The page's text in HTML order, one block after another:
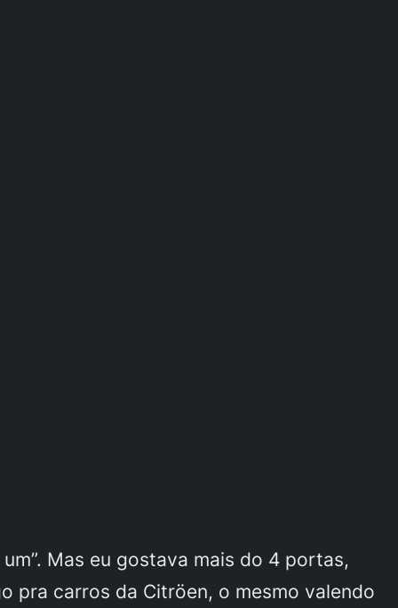
Mas eu gostava mais do 4 portas,
pra carros da Citröen, o mesmo valendo